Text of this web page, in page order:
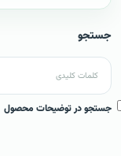
جستجو
جستجو در توضیحات محصول